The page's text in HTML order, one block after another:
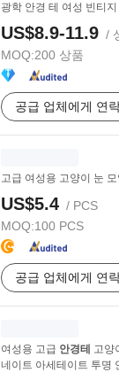
광학 안경 테 여성 빈티지
US$8.9-11.9 /
MOQ:200 상품
공급 업체에게 연
고급 여성용 고양이 눈 모
US$5.4 / PCS
MOQ:100 PCS
공급 업체에게 연
여성용 고급 안경테 고양
네이트 아세테이트 투명